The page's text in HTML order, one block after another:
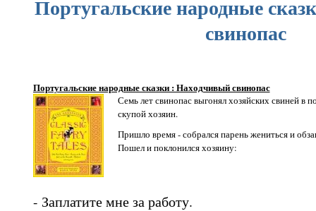
Португальские народные
свинопас
Португальские народные сказки : Находчивый свинопас
Семь лет свинопас выгонял хозяйских свиней в
скупой хозяин.
Пришло время - собрался парень жениться и
Пошел и поклонился хозяину:
- Заплатите мне за работу.